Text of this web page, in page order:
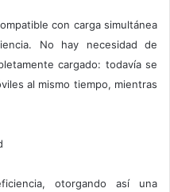
con carga simultánea
No hay necesidad de
cargado: todavía se
al mismo tiempo, mientras
otorgando así una